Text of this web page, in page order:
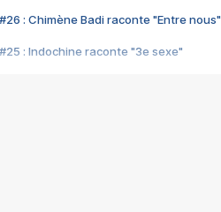
#26 : Chimène Badi raconte "Entre nous"
#25 : Indochine raconte "3e sexe"